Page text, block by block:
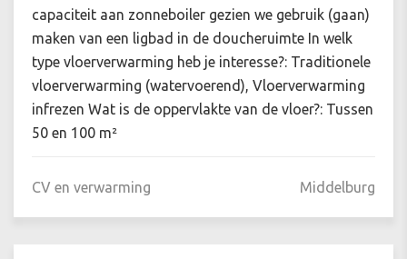
capaciteit aan zonneboiler gezien we gebruik (gaan)
maken van een ligbad in de doucheruimte In welk
type vloerverwarming heb je interesse?: Traditionele
vloerverwarming (watervoerend), Vloerverwarming
infrezen Wat is de oppervlakte van de vloer?: Tussen
50 en 100 m²
CV en verwarming Middelburg